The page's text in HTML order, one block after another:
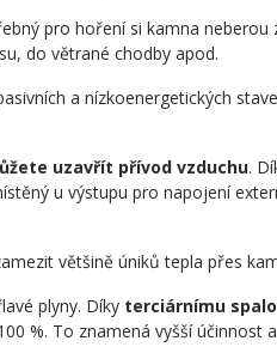
pro hoření si kamna
do větrané chodby apod.
a nízkoenergetických
uzavřít přívod vzduchu.
u výstupu pro napojení
většině úniků tepla přes
plyny. Díky terciárnímu
%. To znamená vyšší účinnost